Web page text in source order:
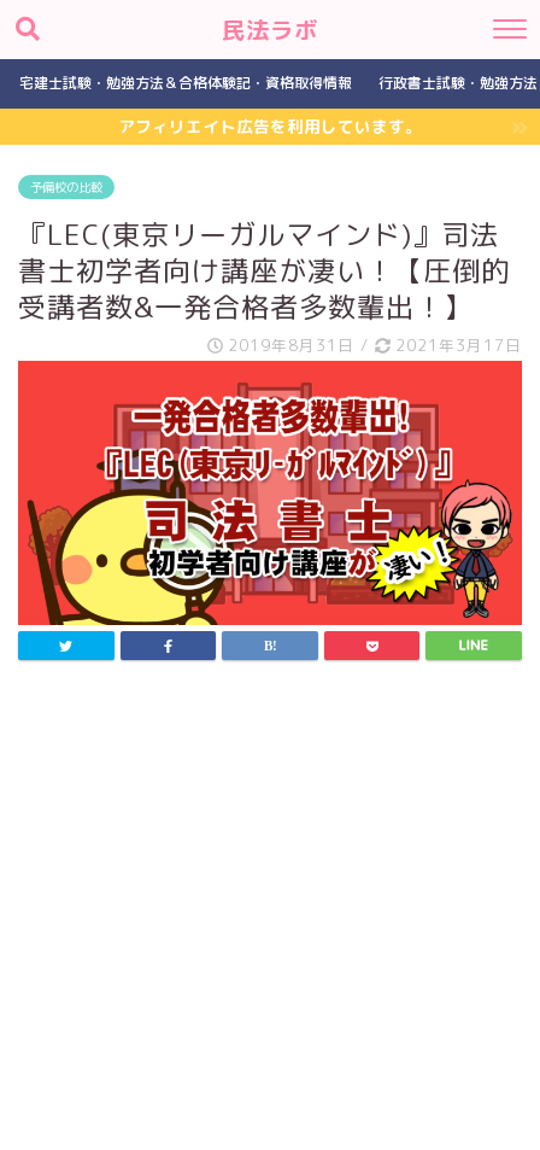
民法ラボ
宅建士試験・勉強方法＆合格体験記・資格取得情報 行政書士試験・勉強方
アフィリエイト広告を利用しています。
予備校の比較
『LEC(東京リーガルマインド)』司法
書士初学者向け講座が凄い！【圧倒的
受講者数&一発合格者多数輩出！】
2019年8月31日 / 2021年3月17日